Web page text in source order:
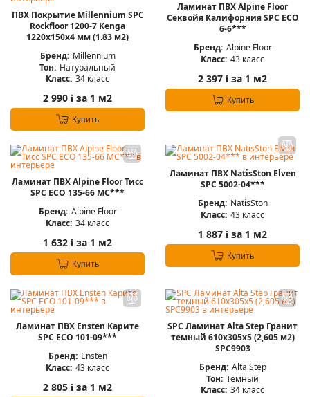
ПВХ Покрытие Millennium SPC
Rockfloor 1200-7 Kenga
1220х150х4 мм (1.83 м2)
Бренд: Millennium
Тон: Натуральный
Класс: 34 класс
2 990 i за 1 м2
Купить
Ламинат ПВХ Alpine Floor
Секвойя Калифорния SPC ЕСО
6-6***
Бренд: Alpine Floor
Класс: 43 класс
2 397 i за 1 м2
Купить
Ламинат ПВХ Alpine Floor Тисс
SPC ECO 135-66 MC***
Бренд: Alpine Floor
Класс: 34 класс
1 632 i за 1 м2
Купить
Ламинат ПВХ NatisSton Elven
SPC 5002-04***
Бренд: NatisSton
Класс: 43 класс
1 887 i за 1 м2
Купить
Ламинат ПВХ Ensten Карите
SPC ECO 101-09***
Бренд: Ensten
Класс: 43 класс
2 805 i за 1 м2
SPC Ламинат Alta Step Гранит
темный 610x305x5 (2,605 м2)
SPC9903
Бренд: Alta Step
Тон: Темный
Класс: 34 класс